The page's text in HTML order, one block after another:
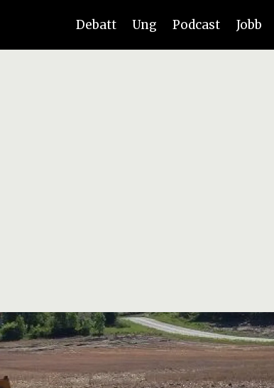
Debatt Ung Podcast Jobb